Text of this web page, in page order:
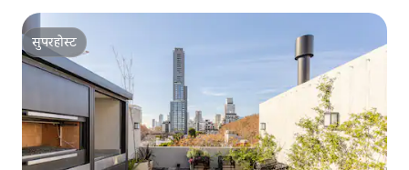
सुपरहोस्ट
सुपरहोस्ट